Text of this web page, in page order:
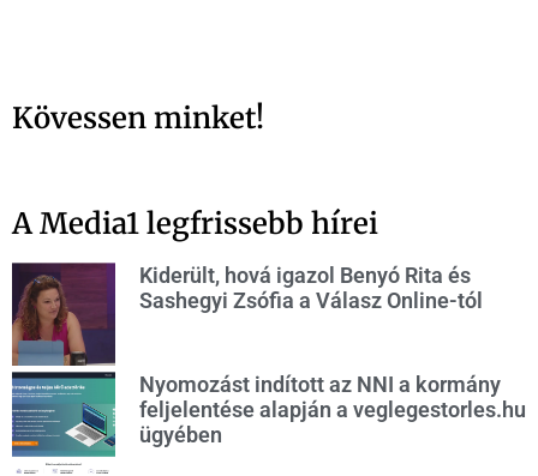
Kövessen minket!
A Media1 legfrissebb hírei
Kiderült, hová igazol Benyó Rita és
Sashegyi Zsófia a Válasz Online-tól
Nyomozást indított az NNI a kormány
feljelentése alapján a veglegestorles.hu
ügyében